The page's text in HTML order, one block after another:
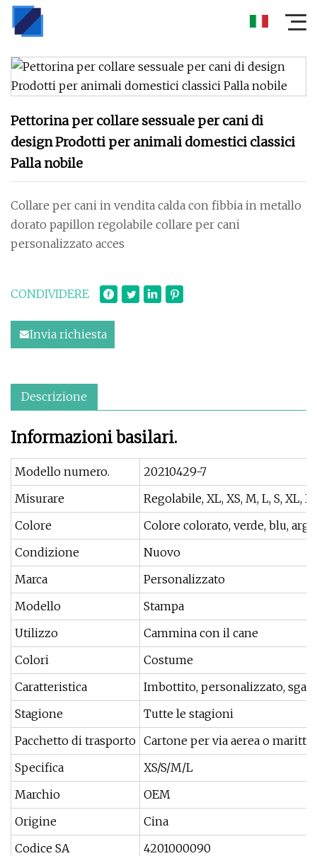
Pettorina per collare sessuale per cani di
design Prodotti per animali domestici classici
Palla nobile
Collare per cani in vendita calda con fibbia in metallo
dorato papillon regolabile collare per cani
personalizzato acces
CONDIVIDERE
Invia richiesta
Descrizione
Informazioni basilari.
Modello numero.
20210429-7
Misurare
Regolabile, XL, XS, M, L, S, XL,
Colore
Colore colorato, verde, blu,
Condizione
Nuovo
Marca
Personalizzato
Modello
Stampa
Utilizzo
Cammina con il cane
Colori
Costume
Caratteristica
Imbottito, personalizzato,
Stagione
Tutte le stagioni
Pacchetto di trasporto Cartone per via aerea o
Specifica
XS/S/M/L
Marchio
OEM
Origine
Cina
Codice SA
4201000090